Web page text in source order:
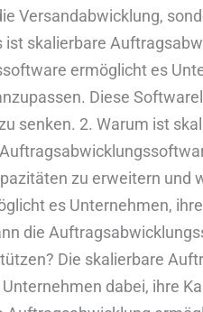
Versandabwicklung,
ist skalierbare
ermöglicht es
Diese
senken. 2. Warum ist
zu erweitern und
es Unternehmen,
die
Die skalierbare
dabei, ihre